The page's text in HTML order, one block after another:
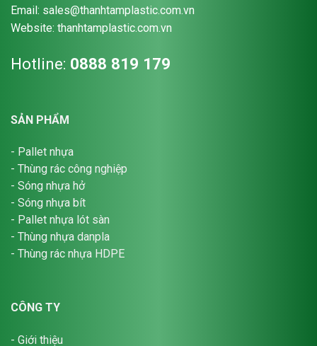
Email: sales@thanhtamplastic.com.vn
Website: thanhtamplastic.com.vn
Hotline: 0888 819 179
SẢN PHẨM
- Pallet nhựa
- Thùng rác công nghiệp
- Sóng nhựa hở
- Sóng nhựa bít
- Pallet nhựa lót sàn
- Thùng nhựa danpla
- Thùng rác nhựa HDPE
CÔNG TY
- Giới thiệu